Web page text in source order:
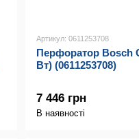
Артикул: 0611253708
Перфоратор Bosch
Вт) (0611253708)
7 446 грн
В наявності